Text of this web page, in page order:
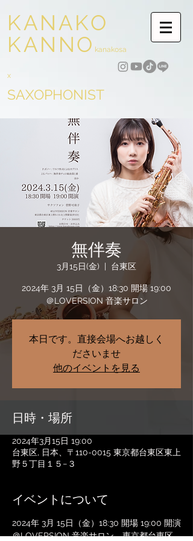
KANAKO
KANNO kanakosa
x
SAXOPHONIST
無伴奏
3月15日(金) 台東区
2024年 3月 15日（金）18:30 開場 19:00
＠LOVERSION 音楽サロン
本日です。直接会場へお越しく
ださいませ
他のイベントを見る
日時・場所
2024年3月15日 19:00
台東区, 日本、〒110-0015 東京都台東区東上
野５丁目１５−３
イベントについて
2024年 3月 15日（金）18:30 開場 19:00 開演
＠LOVERSION 音楽サロン　東京都台東区